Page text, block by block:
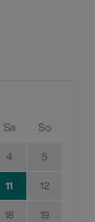
Sa So
4 5
11 12
18 19